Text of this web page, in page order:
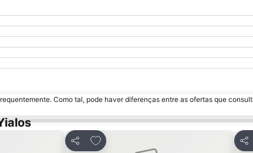
Como tal, pode haver diferenças entre as ofertas que
Partilhar
Adicionar aos favoritos